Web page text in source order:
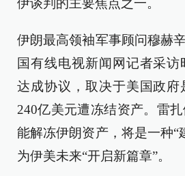
伊谈判的主要焦点之一。
伊朗最高领袖军事顾问穆赫
国有线电视新闻网记者采
达成协议，取决于美国政府
240亿美元遭冻结资产。雷
能解冻伊朗资产，将是一种“
为伊美未来“开启新篇章”。